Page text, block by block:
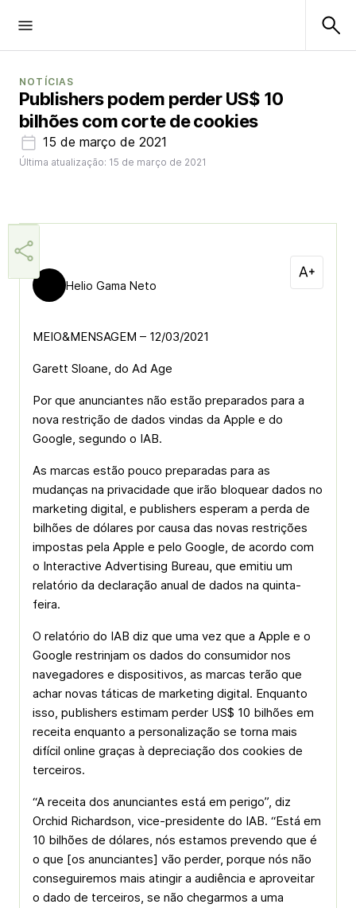
NOTÍCIAS
Publishers podem perder US$ 10
bilhões com corte de cookies
15 de março de 2021
Última atualização: 15 de março de 2021
Helio Gama Neto
MEIO&MENSAGEM – 12/03/2021
Garett Sloane, do Ad Age
Por que anunciantes não estão preparados para a
nova restrição de dados vindas da Apple e do
Google, segundo o IAB.
As marcas estão pouco preparadas para as
mudanças na privacidade que irão bloquear dados no
marketing digital, e publishers esperam a perda de
bilhões de dólares por causa das novas restrições
impostas pela Apple e pelo Google, de acordo com
o Interactive Advertising Bureau, que emitiu um
relatório da declaração anual de dados na quinta-
feira.
O relatório do IAB diz que uma vez que a Apple e o
Google restrinjam os dados do consumidor nos
navegadores e dispositivos, as marcas terão que
achar novas táticas de marketing digital. Enquanto
isso, publishers estimam perder US$ 10 bilhões em
receita enquanto a personalização se torna mais
difícil online graças à depreciação dos cookies de
terceiros.
“A receita dos anunciantes está em perigo”, diz
Orchid Richardson, vice-presidente do IAB. “Está em
10 bilhões de dólares, nós estamos prevendo que é
o que [os anunciantes] vão perder, porque nós não
conseguiremos mais atingir a audiência e aproveitar
o dado de terceiros, se não chegarmos a uma